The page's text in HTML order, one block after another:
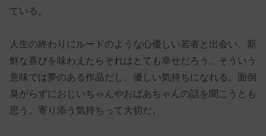
ている。
人生の終わりにルードのような心優しい若者と出会い、新
鮮な喜びを味わえたらそれはとても幸せだろう。そういう
意味では夢のある作品だし、優しい気持ちになれる。面倒
臭がらずにおじいちゃんやおばあちゃんの話を聞こうとも
思う。寄り添う気持ちって大切だ。